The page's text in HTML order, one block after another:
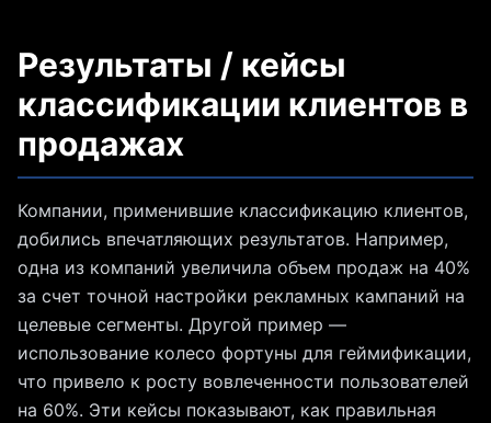
Результаты / кейсы
классификации клиентов в
продажах
Компании, применившие классификацию клиентов,
добились впечатляющих результатов. Например,
одна из компаний увеличила объем продаж на 40%
за счет точной настройки рекламных кампаний на
целевые сегменты. Другой пример —
использование колесо фортуны для геймификации,
что привело к росту вовлеченности пользователей
на 60%. Эти кейсы показывают, как правильная